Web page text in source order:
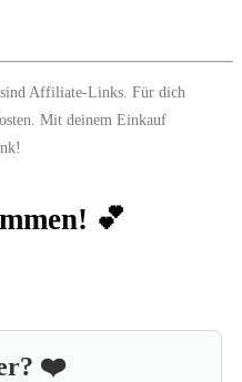
Affiliate-Links. Für dich
Mit deinem Einkauf
💕
❤️